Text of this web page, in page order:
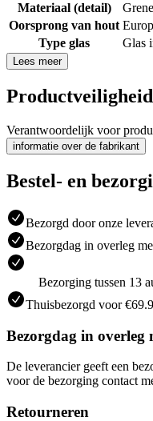
Materiaal (detail)
Oorsprong van hout
Type glas
Glas
Lees meer
Productveiligheid
Verantwoordelijk voor
informatie over de fabrikant
Bestel- en
Bezorgd door onze
Bezorgdag in overleg
Bezorging tussen 13
Thuisbezorgd voor
Bezorgdag in overleg
De leverancier geeft een
voor de bezorging contact
Retourneren